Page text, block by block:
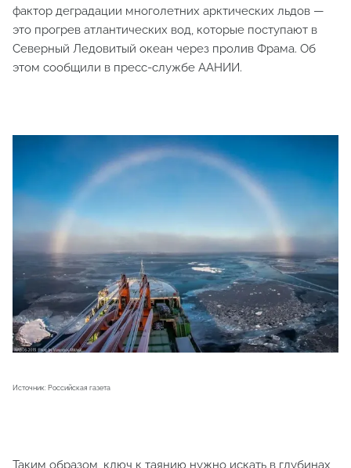
фактор деградации многолетних арктических льдов —
это прогрев атлантических вод, которые поступают в
Северный Ледовитый океан через пролив Фрама. Об
этом сообщили в пресс-службе ААНИИ.
Источник: Российская газета
Таким образом, ключ к таянию нужно искать в глубинах